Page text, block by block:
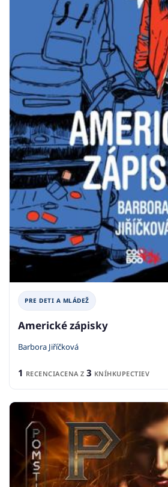
PRE DETI A MLÁDEŽ
Americké zápisky
Barbora Jiříčková
1 RECENCIACENA Z 3 KNÍHKUPECTIEV